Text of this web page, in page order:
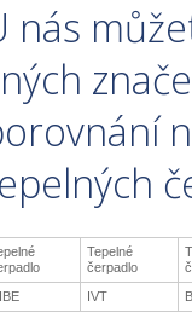
nás
Tepelné
čerpadlo
IVT